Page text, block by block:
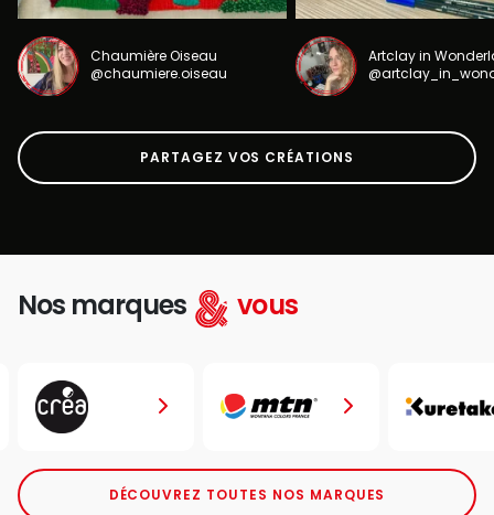
Chaumière Oiseau
@chaumiere.oiseau
Artclay in
PARTAGEZ VOS CRÉATIONS
Nos marques vous
DÉCOUVREZ TOUTES NOS MARQUES